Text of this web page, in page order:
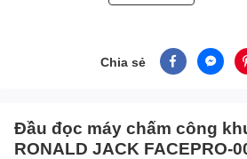
Chia sẻ
Đầu đọc máy chấm công
RONALD JACK FACEPRO-